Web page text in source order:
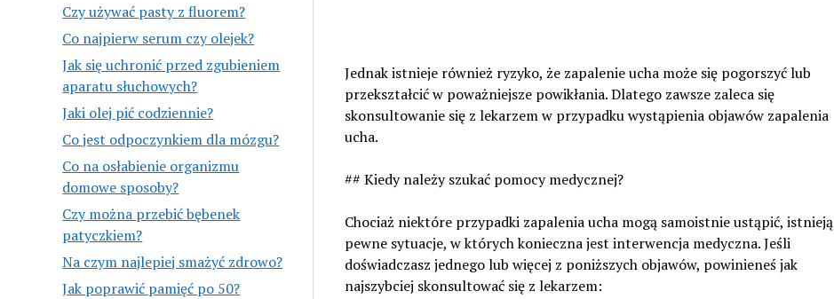
Czy używać pasty z fluorem?
Co najpierw serum czy olejek?
Jak się uchronić przed zgubieniem
aparatu słuchowych?
Jaki olej pić codziennie?
Co jest odpoczynkiem dla mózgu?
Co na osłabienie organizmu
domowe sposoby?
Czy można przebić bębenek
patyczkiem?
Na czym najlepiej smażyć zdrowo?
Jak poprawić pamięć po 50?
Jednak istnieje również ryzyko, że zapalenie ucha może się pogorszyć lub
przekształcić w poważniejsze powikłania. Dlatego zawsze zaleca się
skonsultowanie się z lekarzem w przypadku wystąpienia objawów zapalenia
ucha.
## Kiedy należy szukać pomocy medycznej?
Chociaż niektóre przypadki zapalenia ucha mogą samoistnie ustąpić, istnieją
pewne sytuacje, w których konieczna jest interwencja medyczna. Jeśli
doświadczasz jednego lub więcej z poniższych objawów, powinieneś jak
najszybciej skonsultować się z lekarzem: